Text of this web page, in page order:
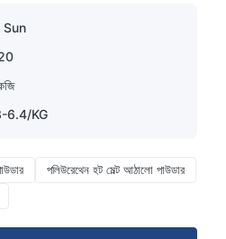
Sun
6.4/KG
পলিউরেথেন হট মেল্ট আঠালো পাউডার